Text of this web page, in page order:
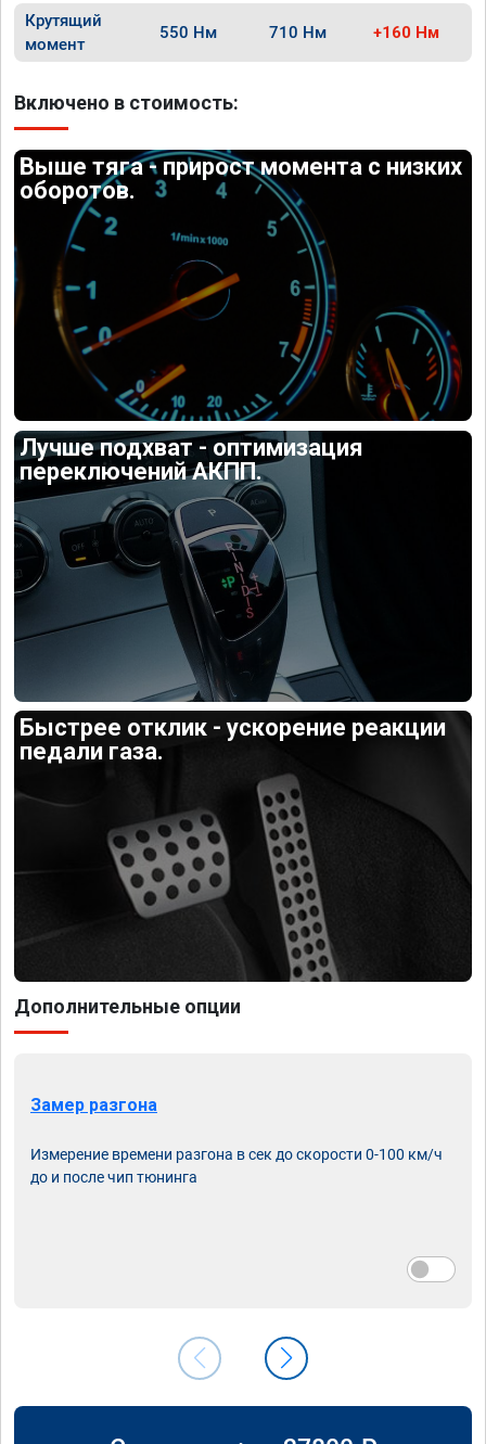
Крутящий
момент
550 Нм 710 Нм +160 Нм
Включено в стоимость:
Выше тяга - прирост момента с низких
оборотов.
Лучше подхват - оптимизация
переключений АКПП.
Быстрее отклик - ускорение реакции
педали газа.
Дополнительные опции
Замер разгона
Измерение времени разгона в сек до скорости 0-100 км/ч
до и после чип тюнинга